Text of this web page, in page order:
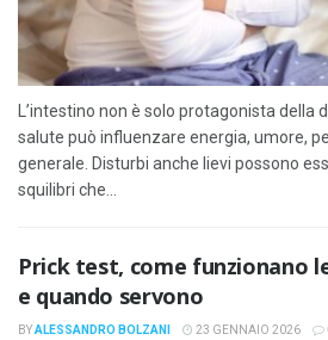
L’intestino non è solo protagonista della
salute può influenzare energia, umore,
generale. Disturbi anche lievi possono
squilibri che...
Prick test, come funzionano
e quando servono
BYALESSANDRO BOLZANI 23 GENNAIO 2026